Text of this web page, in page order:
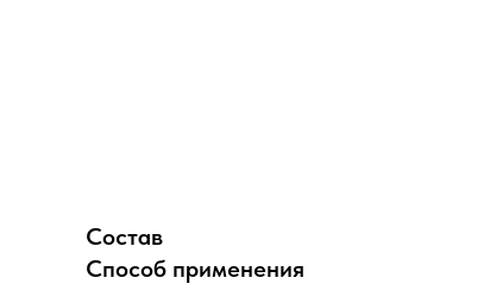
Состав
Способ применения